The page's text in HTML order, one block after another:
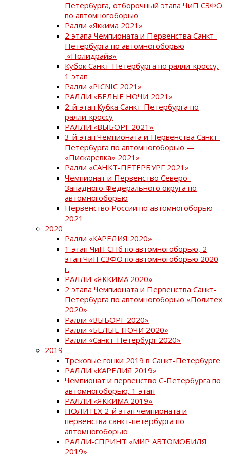
Петербурга, отборочный этапа ЧиП СЗФО
по автомногоборью
Ралли «Яккима 2021»
2 этапа Чемпионата и Первенства Санкт-
Петербурга по автомногоборью
«Полидрайв»
Кубок Санкт-Петербурга по ралли-кроссу,
1 этап
Ралли «PICNIC 2021»
РАЛЛИ «БЕЛЫЕ НОЧИ 2021»
2-й этап Кубка Санкт-Петербурга по
ралли-кроссу
РАЛЛИ «ВЫБОРГ 2021»
3-й этап Чемпионата и Первенства Санкт-
Петербурга по автомногоборью —
«Пискаревка» 2021»
Ралли «САНКТ-ПЕТЕРБУРГ 2021»
Чемпионат и Первенство Северо-
Западного Федерального округа по
автомногоборью
Первенство России по автомногоборью
2021
2020
Ралли «КАРЕЛИЯ 2020»
1 этап ЧиП СПб по автомногоборью, 2
этап ЧиП СЗФО по автомногоборью 2020
г.
РАЛЛИ «ЯККИМА 2020»
2 этапа Чемпионата и Первенства Санкт-
Петербурга по автомногоборью «Политех
2020»
Ралли «ВЫБОРГ 2020»
Ралли «БЕЛЫЕ НОЧИ 2020»
Ралли «Санкт-Петербург 2020»
2019
Трековые гонки 2019 в Санкт-Петербурге
РАЛЛИ «КАРЕЛИЯ 2019»
Чемпионат и первенство С-Петербурга по
автомногоборью, 1 этап
РАЛЛИ «ЯККИМА 2019»
ПОЛИТЕХ 2-й этап чемпионата и
первенства санкт-петербурга по
автомногоборью
РАЛЛИ-СПРИНТ «МИР АВТОМОБИЛЯ
2019»